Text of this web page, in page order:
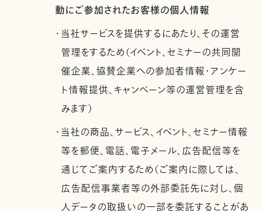
動にご参加されたお客様の個人情報
・当社サービスを提供するにあたり、その運営
管理をするため（イベント、セミナーの共同開
催企業、協賛企業への参加者情報・アンケー
ト情報提供、キャンペーン等の運営管理を含
みます）
・当社の商品、サービス、イベント、セミナー情報
等を郵便、電話、電子メール、広告配信等を
通じてご案内するため（ご案内に際しては、
広告配信事業者等の外部委託先に対し、個
人データの取扱いの一部を委託することがあ